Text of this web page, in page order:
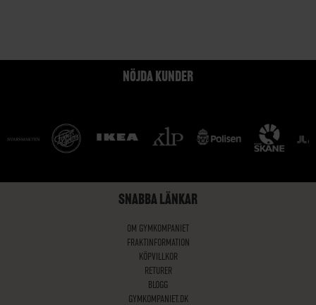
NÖJDA KUNDER
SNABBA LÄNKAR
OM GYMKOMPANIET
FRAKTINFORMATION
KÖPVILLKOR
RETURER
BLOGG
GYMKOMPANIET.DK